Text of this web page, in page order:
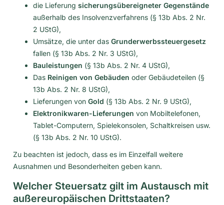
die Lieferung sicherungsübereigneter Gegenstände
außerhalb des Insolvenzverfahrens (§ 13b Abs. 2 Nr.
2 UStG),
Umsätze, die unter das Grunderwerbssteuergesetz
fallen (§ 13b Abs. 2 Nr. 3 UStG),
Bauleistungen (§ 13b Abs. 2 Nr. 4 UStG),
Das Reinigen von Gebäuden oder Gebäudeteilen (§
13b Abs. 2 Nr. 8 UStG),
Lieferungen von Gold (§ 13b Abs. 2 Nr. 9 UStG),
Elektronikwaren-Lieferungen von Mobiltelefonen,
Tablet-Computern, Spielekonsolen, Schaltkreisen usw.
(§ 13b Abs. 2 Nr. 10 UStG).
Zu beachten ist jedoch, dass es im Einzelfall weitere
Ausnahmen und Besonderheiten geben kann.
Welcher Steuersatz gilt im Austausch mit
außereuropäischen Drittstaaten?